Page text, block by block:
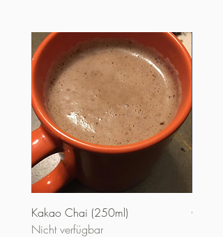
Kakao Chai (250ml)
Nicht verfügbar